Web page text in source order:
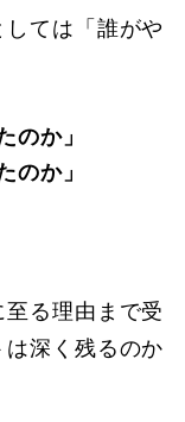
ては「誰がや
のか」
のか」
る理由まで受
深く残るのか